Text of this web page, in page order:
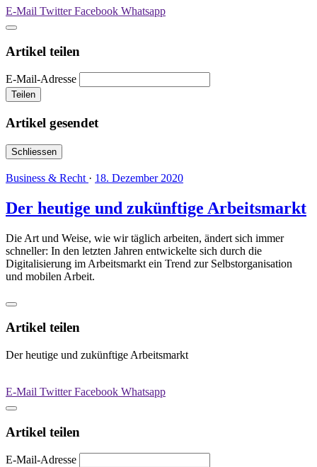
E-Mail TwitterFacebook Whatsapp
Artikel teilen
E-Mail-Adresse
Teilen
Artikel gesendet
Schliessen
Business & Recht · 18. Dezember 2020
Der heutige und zukünftige Arbeitsmarkt
Die Art und Weise, wie wir täglich arbeiten, ändert sich immer
schneller: In den letzten Jahren entwickelte sich durch die
Digitalisierung im Arbeitsmarkt ein Trend zur Selbstorganisation
und mobilen Arbeit.
Artikel teilen
Der heutige und zukünftige Arbeitsmarkt
E-Mail TwitterFacebook Whatsapp
Artikel teilen
E-Mail-Adresse